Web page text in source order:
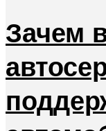
Зачем